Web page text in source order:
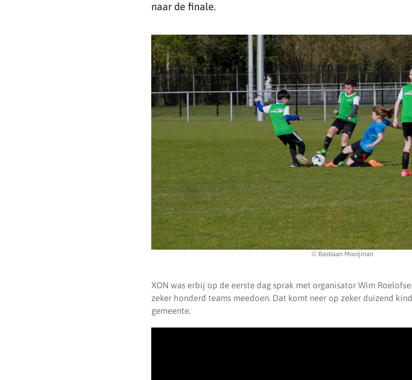
naar de finale.
© Bastiaan Mooijman
XON was erbij op de eerste dag sprak met organisator Wim
zeker honderd teams meedoen. Dat komt neer op zeker duizend
gemeente.